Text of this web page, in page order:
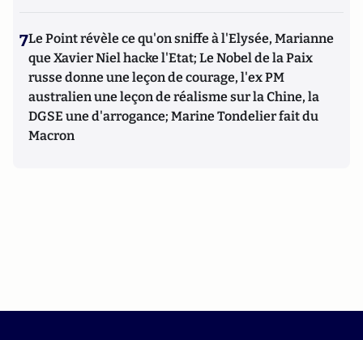
7Le Point révèle ce qu'on sniffe à l'Elysée, Marianne
que Xavier Niel hacke l'Etat; Le Nobel de la Paix
russe donne une leçon de courage, l'ex PM
australien une leçon de réalisme sur la Chine, la
DGSE une d'arrogance; Marine Tondelier fait du
Macron